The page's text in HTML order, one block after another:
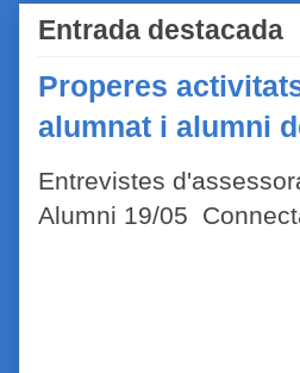
Entrada destacada
Properes
alumnat i alumni
Entrevistes
Alumni 19/05